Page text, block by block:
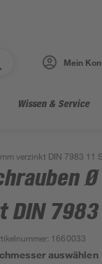
Mein
Wissen & Service
verzinkt DIN 7983 11
DIN 7983
: 1660033
auswählen